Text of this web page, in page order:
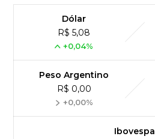
Dólar
R$ 5,08
+0,04%
Peso Argentino
R$ 0,00
+0,00%
Ibovespa